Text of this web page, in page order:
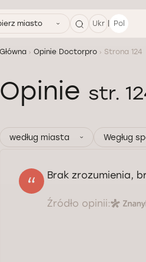
miasto Ukr | Pol
Główna Opinie Doctorpro Strona 124
Opinie str.
według miasta Wegług
Brak zrozumienia,
Źródło opinii: